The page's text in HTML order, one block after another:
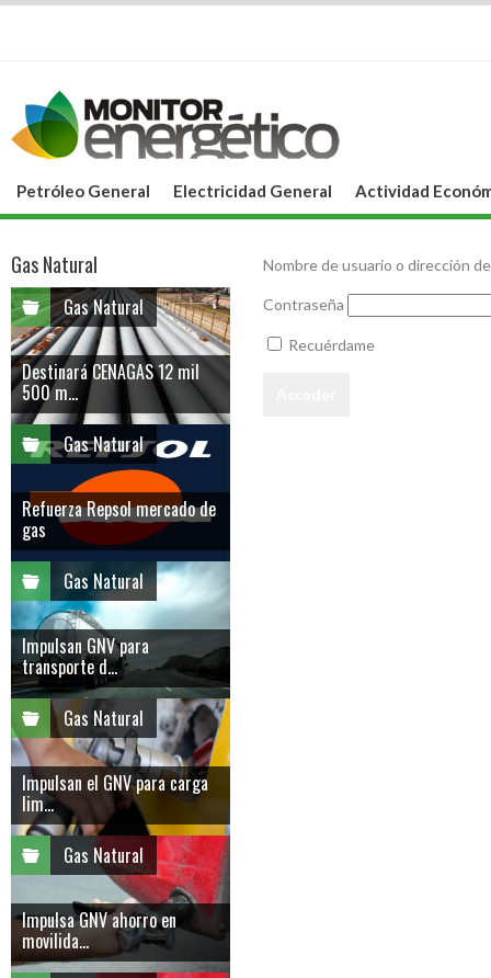
Petróleo General Electricidad General Actividad
Nombre de usuario o dirección
Contraseña
Recuérdame
Gas Natural
Gas Natural
Destinará CENAGAS 12 mil
500 m...
Gas Natural
Refuerza Repsol mercado de
gas
Gas Natural
Impulsan GNV para
transporte d...
Gas Natural
Impulsan el GNV para carga
lim...
Gas Natural
Impulsa GNV ahorro en
movilida...